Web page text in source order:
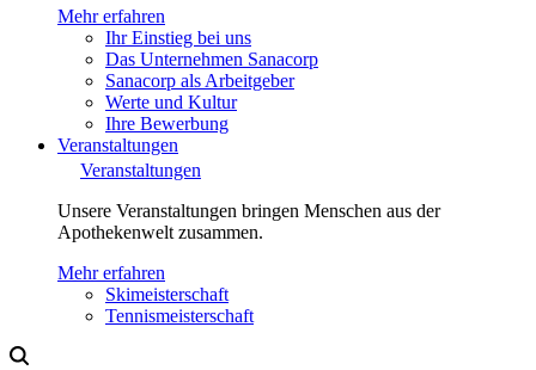
Mehr erfahren
Ihr Einstieg bei uns
Das Unternehmen Sanacorp
Sanacorp als Arbeitgeber
Werte und Kultur
Ihre Bewerbung
Veranstaltungen
Veranstaltungen
Unsere Veranstaltungen bringen Menschen aus der
Apothekenwelt zusammen.
Mehr erfahren
Skimeisterschaft
Tennismeisterschaft